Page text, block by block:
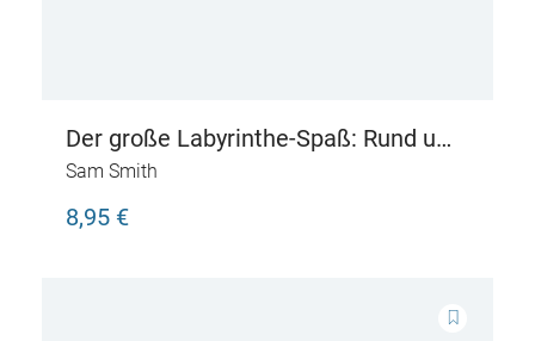
Der große Labyrinthe-Spaß: Rund um
die Welt
Sam Smith
8,95 €